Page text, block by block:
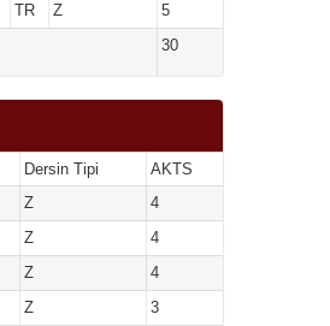
TR Z
5
30
Dersin Tipi AKTS
Z 4
Z 4
Z 4
Z 3